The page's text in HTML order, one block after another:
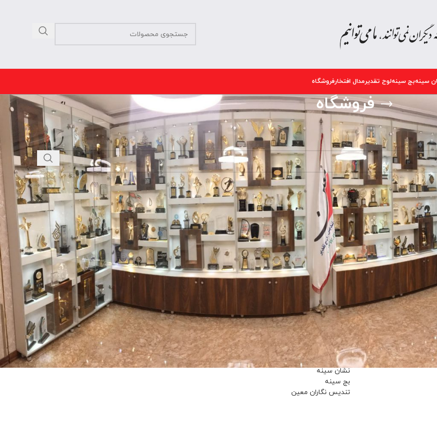
سینهبج سینهلوح تقدیرمدال افتخارفروشگاه
فروشگاه
تندیس
مدال افتخار
نشان سینه
بج سینه
تندیس نگاران معین